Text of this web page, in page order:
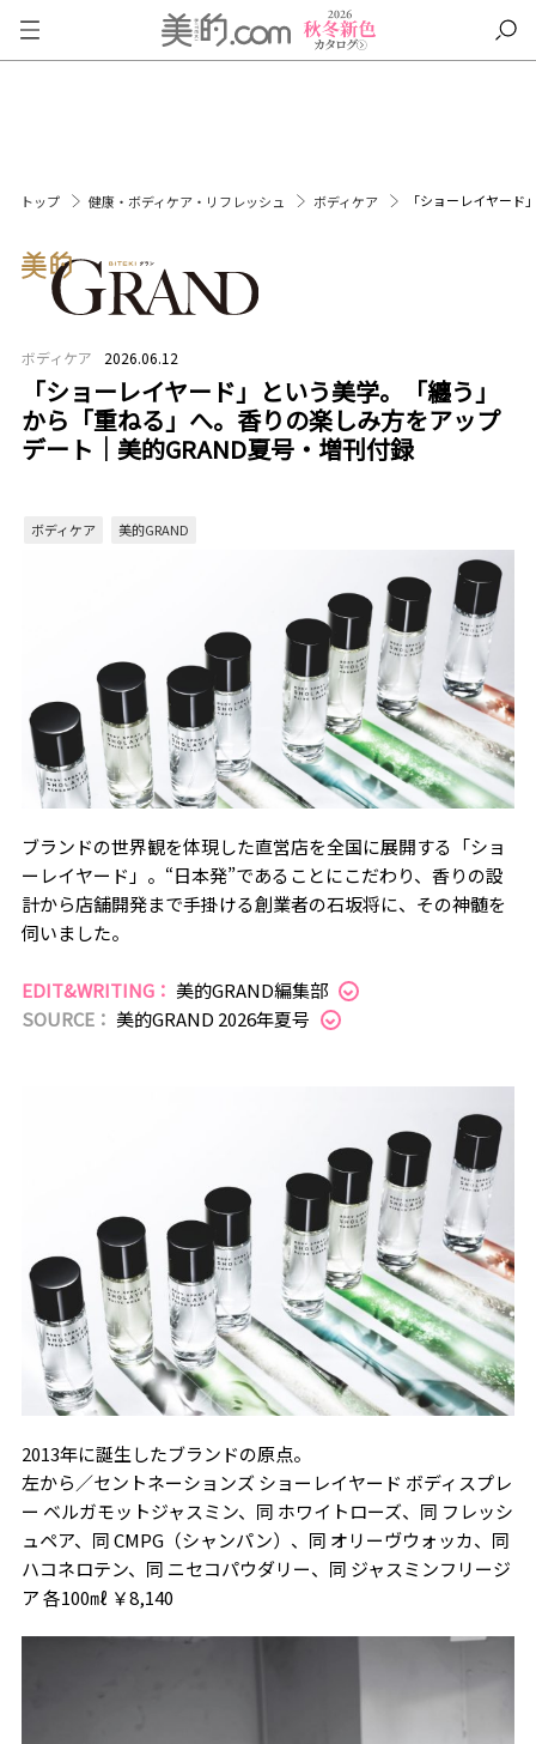
トップ 健康・ボディケア・リフレッシュ ボディケア 「ショーレイヤー
ボディケア 2026.06.12
「ショーレイヤード」という美学。「纏う」
から「重ねる」へ。香りの楽しみ方をアップ
デート｜美的GRAND夏号・増刊付録
ボディケア 美的GRAND
ブランドの世界観を体現した直営店を全国に展開する「ショ
ーレイヤード」。“日本発”であることにこだわり、香りの設
計から店舗開発まで手掛ける創業者の石坂将に、その神髄を
伺いました。
EDIT&WRITING： 美的GRAND編集部
SOURCE： 美的GRAND 2026年夏号
2013年に誕生したブランドの原点。
左から／セントネーションズ ショーレイヤード ボディスプレ
ー ベルガモットジャスミン、同 ホワイトローズ、同 フレッシ
ュペア、同 CMPG（シャンパン）、同 オリーヴウォッカ、同
ハコネロテン、同 ニセコパウダリー、同 ジャスミンフリージ
ア 各100㎖ ￥8,140